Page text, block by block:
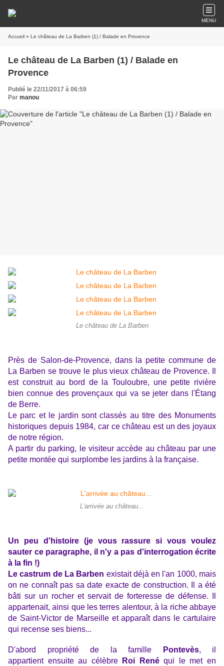
MENU
Accueil » Le château de La Barben (1) / Balade en Provence
Le château de La Barben (1) / Balade en
Provence
Publié le 22/11/2017 à 06:59
Par manou
Le château de La Barben
Près de Salon-de-Provence, dans la petite commune de
La Barben se trouve le plus vieux château de Provence. Il
est construit au bord de la Touloubre, une petite rivière
bien connue des provençaux qui va se jeter dans l'Étang
de Berre.
Le parc et le jardin sont classés au titre des Monuments
historiques depuis 1984, car ce château est un des joyaux
de notre région.
A partir du parking, le visiteur accède au château par une
petite montée qui surplombe les jardins à la française.
L'arrivée au château...
Un peu d'histoire (je vous rassure si vous voulez
sauter ce paragraphe, il n'y a pas d'interrogation écrite
à la fin !)
Le castrum de La Barben existait déjà en l'an 1000, mais
on ne connaît pas sa date exacte de construction. Il a été
bâti sur un rocher et servait de forteresse de défense. Il
appartenait, ainsi que les terres alentour, à la riche abbaye
de Saint-Victor de Marseille et apparaît dans le cartulaire
qui recense ses biens...
D'abord propriété de la famille Pontevès, il
appartient ensuite au célèbre
Roi Renéqui le met en